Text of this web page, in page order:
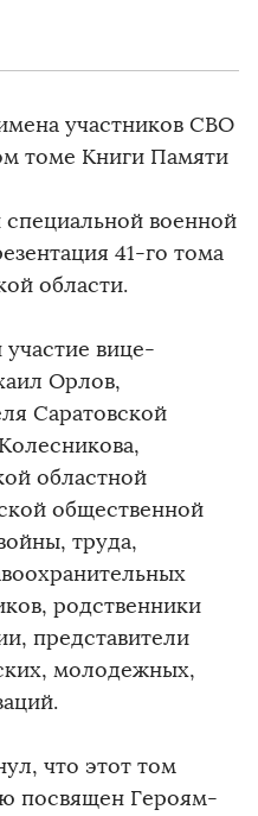
участников СВО
томе Книги Памяти
военной
41-го тома
области.
вице-
Орлов,
Саратовской
областной
общественной
труда,
родственники
представители
молодежных,
что этот том
посвящен Героям-